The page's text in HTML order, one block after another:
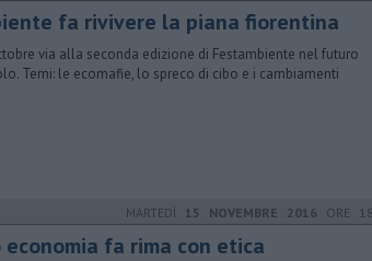
fa rivivere la piana fiorentina
via alla seconda edizione di Festambiente nel futuro
Temi: le ecomafie, lo spreco di cibo e i cambiamenti
MARTEDÌ 15 NOVEMBRE 2016 ORE
economia fa rima con etica